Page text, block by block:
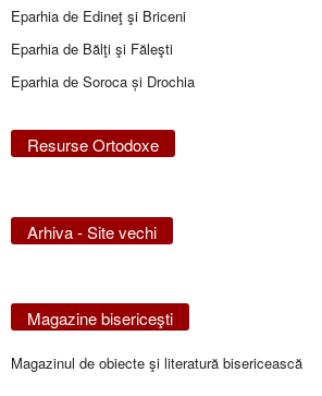
Eparhia de Edineţ şi Briceni
Eparhia de Bălţi şi Făleşti
Eparhia de Soroca și Drochia
Resurse Ortodoxe
Arhiva - Site vechi
Magazine bisericeşti
Magazinul de obiecte şi literatură bisericească